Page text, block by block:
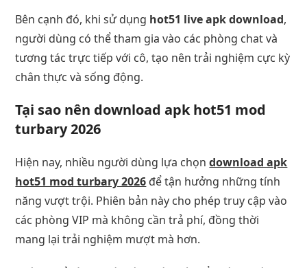
Bên cạnh đó, khi sử dụng hot51 live apk download,
người dùng có thể tham gia vào các phòng chat và
tương tác trực tiếp với cô, tạo nên trải nghiệm cực kỳ
chân thực và sống động.
Tại sao nên download apk hot51 mod
turbary 2026
Hiện nay, nhiều người dùng lựa chọndownload apk
hot51 mod turbary 2026 để tận hưởng những tính
năng vượt trội. Phiên bản này cho phép truy cập vào
các phòng VIP mà không cần trả phí, đồng thời
mang lại trải nghiệm mượt mà hơn.